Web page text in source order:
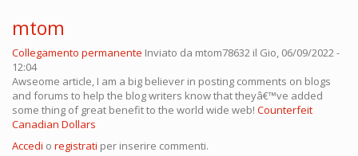
mtom
Collegamento permanente Inviato da mtom78632 il Gio, 06/09/2022 -
12:04
Awseome article, I am a big believer in posting comments on blogs
and forums to help the blog writers know that theyâ€™ve added
some thing of great benefit to the world wide web! Counterfeit
Canadian Dollars
Accedi o registrati per inserire commenti.